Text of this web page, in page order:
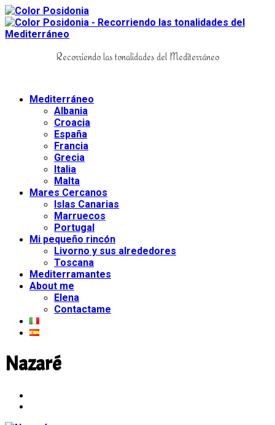
Recorriendo las tonalidades del Mediterráneo
Mediterráneo
Albania
Croacia
España
Francia
Grecia
Italia
Malta
Mares Cercanos
Islas Canarias
Marruecos
Portugal
Mi pequeño rincón
Livorno y sus alrededores
Toscana
Mediterramantes
About me
Elena
Contactame
Nazaré